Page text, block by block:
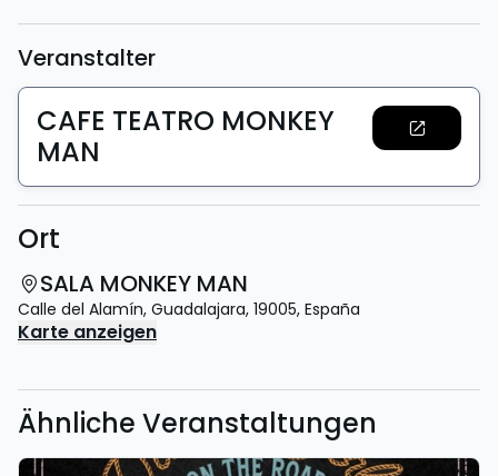
Veranstalter
CAFE TEATRO MONKEY
MAN
Ort
SALA MONKEY MAN
Calle del Alamín, Guadalajara, 19005, España
Karte anzeigen
Ähnliche Veranstaltungen